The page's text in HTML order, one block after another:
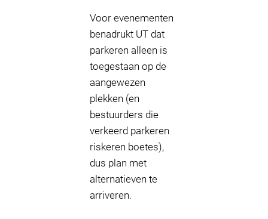
Voor evenementen
benadrukt UT dat
parkeren alleen is
toegestaan op de
aangewezen
plekken (en
bestuurders die
verkeerd parkeren
riskeren boetes),
dus plan met
alternatieven te
arriveren.